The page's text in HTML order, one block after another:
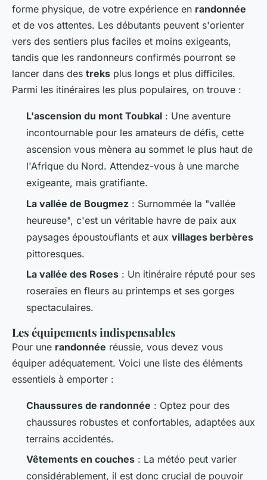
forme physique, de votre expérience en randonnée
et de vos attentes. Les débutants peuvent s'orienter
vers des sentiers plus faciles et moins exigeants,
tandis que les randonneurs confirmés pourront se
lancer dans des treks plus longs et plus difficiles.
Parmi les itinéraires les plus populaires, on trouve :
L'ascension du mont Toubkal : Une aventure
incontournable pour les amateurs de défis, cette
ascension vous mènera au sommet le plus haut de
l'Afrique du Nord. Attendez-vous à une marche
exigeante, mais gratifiante.
La vallée de Bougmez : Surnommée la "vallée
heureuse", c'est un véritable havre de paix aux
paysages époustouflants et aux villages berbères
pittoresques.
La vallée des Roses : Un itinéraire réputé pour ses
roseraies en fleurs au printemps et ses gorges
spectaculaires.
Les équipements indispensables
Pour une randonnée réussie, vous devez vous
équiper adéquatement. Voici une liste des éléments
essentiels à emporter :
Chaussures de randonnée : Optez pour des
chaussures robustes et confortables, adaptées aux
terrains accidentés.
Vêtements en couches : La météo peut varier
considérablement, il est donc crucial de pouvoir